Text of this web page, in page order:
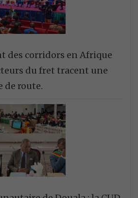
des corridors en Afrique
du fret tracent une
de route.